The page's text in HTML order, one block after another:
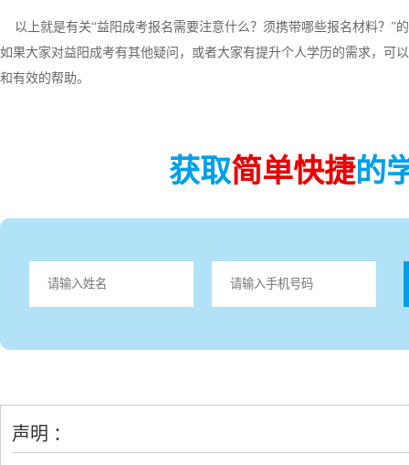
以上就是有关“益阳成考报名需要注意什么？须携带哪些报名材料？”
如果大家对益阳成考有其他疑问，或者大家有提升个人学历的需求，可
和有效的帮助。
获取简单快捷的
声明 ：